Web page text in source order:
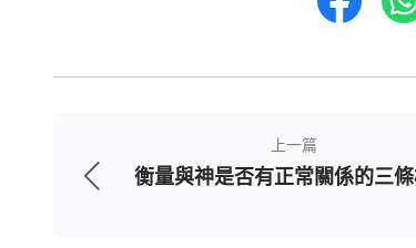
但要按著你的意思』，他是在一種
總說：神，求你怎麼怎麼作，求你
備合適的條件，就讓你去受這個苦
樣的禱告多沒理智！你禱告的時候
上一篇
衡量與神是否有正常關係的三